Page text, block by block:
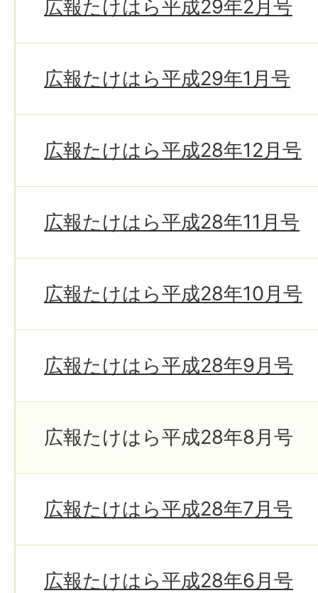
広報たけはら平成29年2月号
広報たけはら平成29年1月号
広報たけはら平成28年12月号
広報たけはら平成28年11月号
広報たけはら平成28年10月号
広報たけはら平成28年9月号
広報たけはら平成28年8月号
広報たけはら平成28年7月号
広報たけはら平成28年6月号